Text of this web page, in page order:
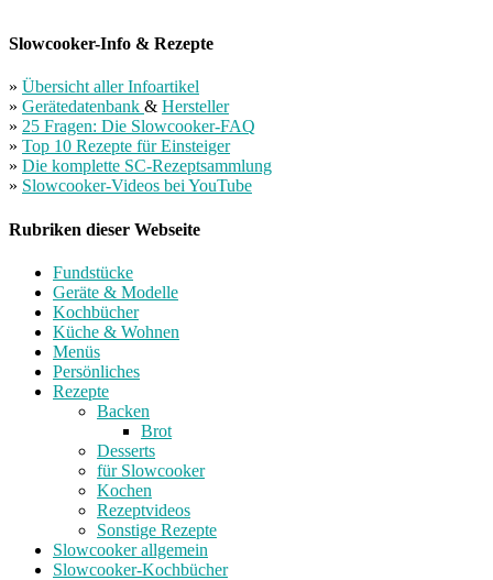
Slowcooker-Info & Rezepte
» Übersicht aller Infoartikel
» Gerätedatenbank & Hersteller
» 25 Fragen: Die Slowcooker-FAQ
» Top 10 Rezepte für Einsteiger
» Die komplette SC-Rezeptsammlung
» Slowcooker-Videos bei YouTube
Rubriken dieser Webseite
Fundstücke
Geräte & Modelle
Kochbücher
Küche & Wohnen
Menüs
Persönliches
Rezepte
Backen
Brot
Desserts
für Slowcooker
Kochen
Rezeptvideos
Sonstige Rezepte
Slowcooker allgemein
Slowcooker-Kochbücher